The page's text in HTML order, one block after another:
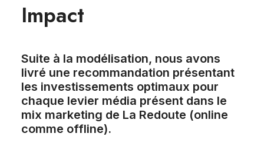
Impact
Suite à la modélisation, nous avons
livré une recommandation présentant
les investissements optimaux pour
chaque levier média présent dans le
mix marketing de La Redoute (online
comme offline).